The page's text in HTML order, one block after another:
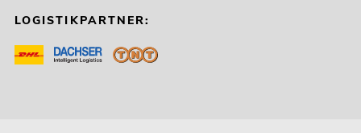
LOGISTIKPARTNER: